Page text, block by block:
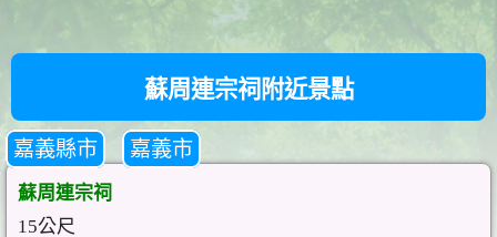
蘇周連宗祠附近景點
嘉義縣市 嘉義市
蘇周連宗祠
15公尺